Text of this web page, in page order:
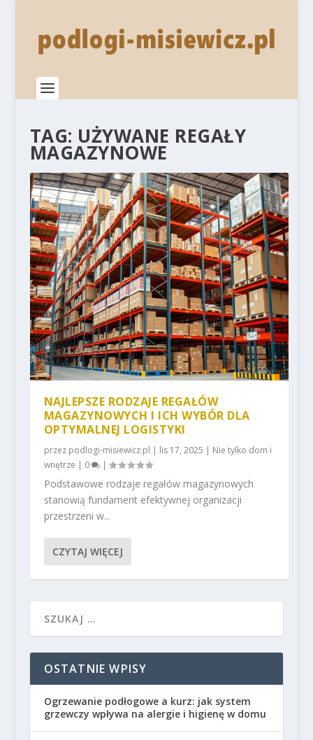
TAG: UŻYWANE REGAŁY
MAGAZYNOWE
NAJLEPSZE RODZAJE REGAŁÓW
MAGAZYNOWYCH I ICH WYBÓR DLA
OPTYMALNEJ LOGISTYKI
przez podlogi-misiewicz.pl | lis 17, 2025 | Nie tylko dom i
wnętrze | 0 |
Podstawowe rodzaje regałów magazynowych
stanowią fundament efektywnej organizacji
przestrzeni w...
CZYTAJ WIĘCEJ
OSTATNIE WPISY
Ogrzewanie podłogowe a kurz: jak system
grzewczy wpływa na alergie i higienę w domu